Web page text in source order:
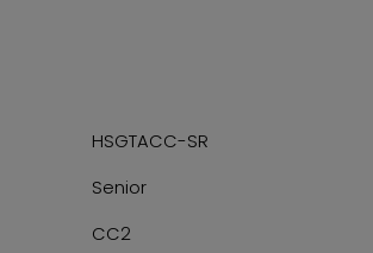
HSGTACC-SR
Senior
CC2